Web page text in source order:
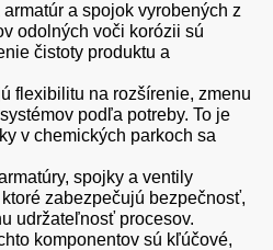
a spojok vyrobených z
odolných voči korózii sú
čistoty produktu a
flexibilitu na rozšírenie, zmenu
podľa potreby. To je
v chemických parkoch sa
spojky a ventily
zabezpečujú bezpečnosť,
udržateľnosť procesov.
komponentov sú kľúčové,